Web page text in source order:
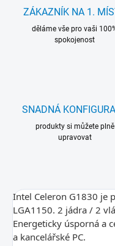
ZÁKAZNÍK NA 1.
děláme vše pro vaši
spokojenost
SNADNÁ
produkty si můžete plně
upravovat
Intel Celeron G1830 je
LGA1150. 2 jádra / 2
Energeticky úsporná a
a kancelářské PC.